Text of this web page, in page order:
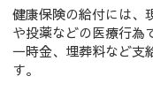
健康保険の給付には、
や投薬などの医療行為
一時金、埋葬料など支
す。